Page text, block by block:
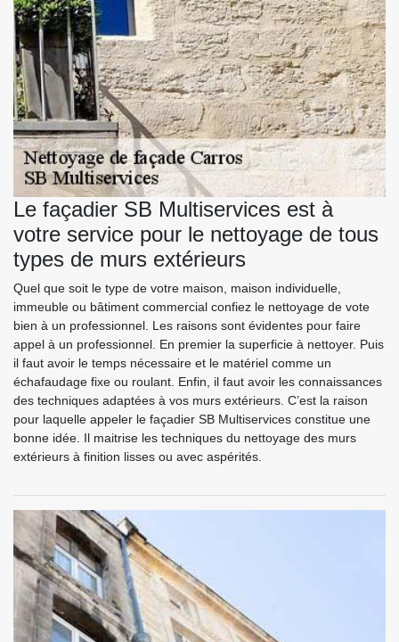
Le façadier SB Multiservices est à
votre service pour le nettoyage de tous
types de murs extérieurs
Quel que soit le type de votre maison, maison individuelle,
immeuble ou bâtiment commercial confiez le nettoyage de vote
bien à un professionnel. Les raisons sont évidentes pour faire
appel à un professionnel. En premier la superficie à nettoyer. Puis
il faut avoir le temps nécessaire et le matériel comme un
échafaudage fixe ou roulant. Enfin, il faut avoir les connaissances
des techniques adaptées à vos murs extérieurs. C’est la raison
pour laquelle appeler le façadier SB Multiservices constitue une
bonne idée. Il maitrise les techniques du nettoyage des murs
extérieurs à finition lisses ou avec aspérités.